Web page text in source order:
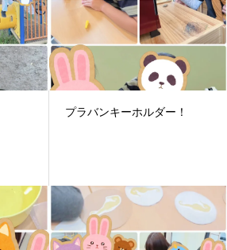
プラバンキーホルダー！